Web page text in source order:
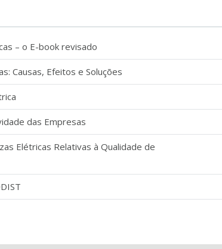
– o E-book revisado
Causas, Efeitos e Soluções
das Empresas
Elétricas Relativas à Qualidade de